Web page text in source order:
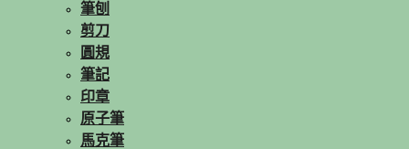
筆刨
剪刀
圓規
筆記
印章
原子筆
馬克筆